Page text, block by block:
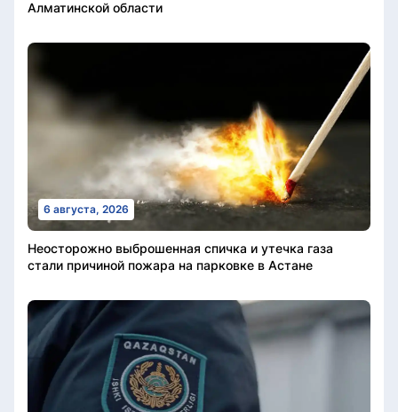
Алматинской области
6 августа, 2026
Неосторожно выброшенная спичка и утечка газа
стали причиной пожара на парковке в Астане